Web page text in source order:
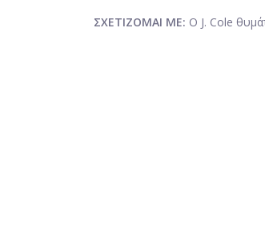
ΣΧΕΤΙΖΟΜΑΙ ΜΕ: Ο J. Cole